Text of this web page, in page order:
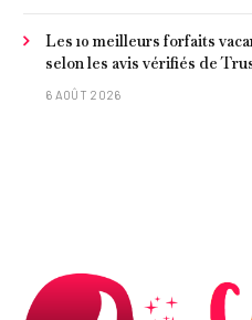
Les 10 meilleurs forfaits
selon les avis vérifiés de
6 AOÛT 2026